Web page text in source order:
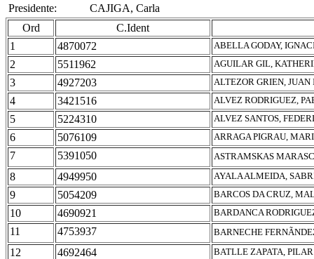
Presidente:
CAJIGA, Carla
Ord
C.Ident
1
4870072 ABELLA GODAY,
2 5511962 AGUILAR GIL,
3 4927203 ALTEZOR GRIEN, JUAN
4 3421516 ALVEZ RODRIGUEZ,
5 5224310 ALVEZ SANTOS,
6 5076109 ARRAGA PIGRAU,
7 5391050 ASTRAMSKAS
8 4949950 AYALA ALMEIDA,
9 5054209 BARCOS DA CRUZ,
10 4690921 BARDANCA
11 4753937 BARNECHE
12 4692464 BATLLE ZAPATA, PILAR